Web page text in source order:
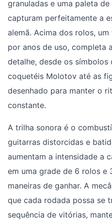
granuladas e uma paleta
capturam perfeitamente a
alemã. Acima dos rolos,
por anos de uso, completa
detalhe, desde os símbolos
coquetéis Molotov até as
desenhado para manter o
constante.
A trilha sonora é o
guitarras distorcidas e
aumentam a intensidade a
em uma grade de 6 rolos e
maneiras de ganhar. A
que cada rodada possa se
sequência de vitórias,